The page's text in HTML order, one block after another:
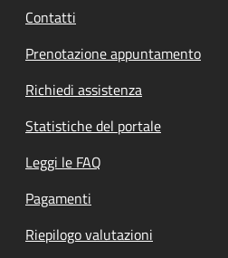
Contatti
Prenotazione appuntamento
Richiedi assistenza
Statistiche del portale
Leggi le FAQ
Pagamenti
Riepilogo valutazioni